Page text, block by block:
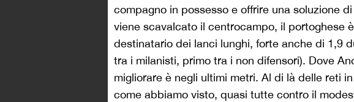
compagno in possesso e offrire una soluzione
viene scavalcato il centrocampo, il portoghese
destinatario dei lanci lunghi, forte anche di 1,9
tra i milanisti, primo tra i non difensori). Dove
migliorare è negli ultimi metri. Al di là delle reti
come abbiamo visto, quasi tutte contro il